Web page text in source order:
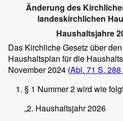
Änderung des
landeskirchlichen
Haushaltsjahre
Das Kirchliche Gesetz über
Haushaltsplan für die
November 2024 (Abl. 71 S. 288
§ 1 Nummer 2 wird wie
„2. Haushaltsjahr 2026